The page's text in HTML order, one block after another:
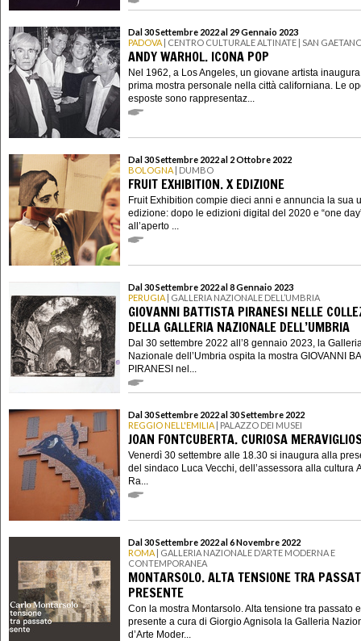
Dal 30 Settembre 2022 al 29 Gennaio 2023
PADOVA | CENTRO CULTURALE ALTINATE | SAN
ANDY WARHOL. ICONA POP
Nel 1962, a Los Angeles, un giovane artista
prima mostra personale nella città californiana. Le
esposte sono rappresentaz...
Dal 30 Settembre 2022 al 2 Ottobre 2022
BOLOGNA | DUMBO
FRUIT EXHIBITION. X EDIZIONE
Fruit Exhibition compie dieci anni e annuncia la sua
edizione: dopo le edizioni digital del 2020 e “one
all’aperto ...
Dal 30 Settembre 2022 al 8 Gennaio 2023
PERUGIA | GALLERIA NAZIONALE DELL’UMBRIA
GIOVANNI BATTISTA PIRANESI NELLE
DELLA GALLERIA NAZIONALE DELL’UMBRIA
Dal 30 settembre 2022 all’8 gennaio 2023, la
Nazionale dell’Umbria ospita la mostra GIOVANNI
PIRANESI nel...
Dal 30 Settembre 2022 al 30 Settembre 2022
REGGIO NELL'EMILIA | PALAZZO DEI MUSEI
JOAN FONTCUBERTA. CURIOSA
Venerdì 30 settembre alle 18.30 si inaugura alla
del sindaco Luca Vecchi, dell’assessora alla cultura
Ra...
Dal 30 Settembre 2022 al 6 Novembre 2022
ROMA | GALLERIA NAZIONALE D’ARTE MODERNA E
CONTEMPORANEA
MONTARSOLO. ALTA TENSIONE TRA
PRESENTE
Con la mostra Montarsolo. Alta tensione tra passato e
presente a cura di Giorgio Agnisola la Galleria
d’Arte Moder...